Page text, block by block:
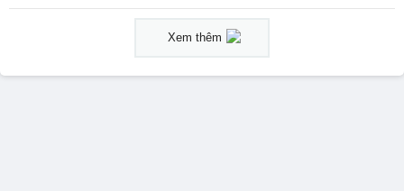
Xem thêm